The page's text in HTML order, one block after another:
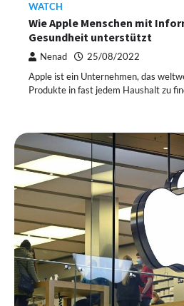
WATCH
Wie Apple Menschen mit
Gesundheit unterstützt
Nenad 25/08/2022
Apple ist ein Unternehmen, das
Produkte in fast jedem Haushalt zu